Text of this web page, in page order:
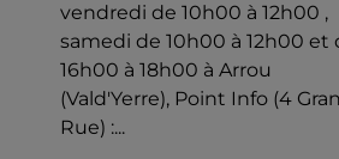
vendredi de 10h00 à 12h00 ,
samedi de 10h00 à 12h00 et
16h00 à 18h00 à Arrou
(Vald'Yerre), Point Info (4
Rue) :...